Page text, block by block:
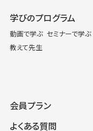
学びのプログラム
動画で学ぶ セミナーで学ぶ
教えて先生
会員プラン
よくある質問